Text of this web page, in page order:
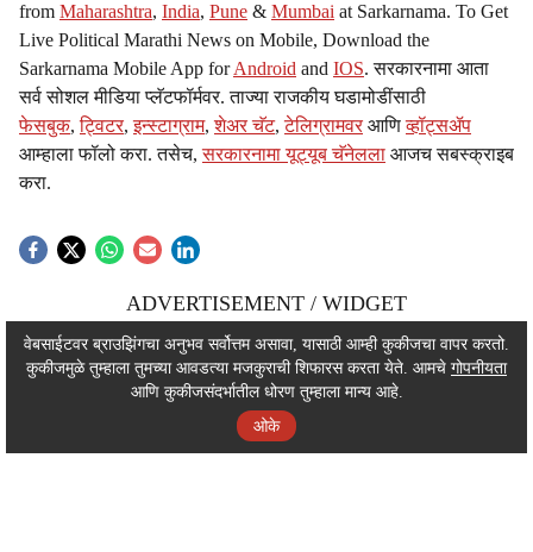
from Maharashtra, India, Pune & Mumbai at Sarkarnama. To Get
Live Political Marathi News on Mobile, Download the
Sarkarnama Mobile App forAndroid and IOS. सरकारनामा आता
सर्व सोशल मीडिया प्लॅटफॉर्मवर. ताज्या राजकीय घडामोडींसाठी
फेसबुक,ट्विटर,इन्स्टाग्राम,शेअर चॅट,टेलिग्रामवर आणिव्हॉट्सॲप
आम्हाला फॉलो करा. तसेच,सरकारनामा यूट्यूब चॅनेलला आजच सबस्क्राइब
करा.
ADVERTISEMENT / WIDGET
ADVERTISEMENT / WIDGET
ADVERTISEMENT / WIDGET
वेबसाईटवर ब्राउझिंगचा अनुभव सर्वोत्तम असावा, यासाठी आम्ही कुकीजचा वापर करतो.
कुकीजमुळे तुम्हाला तुमच्या आवडत्या मजकुराची शिफारस करता येते. आमचे गोपनीयता
आणि कुकीजसंदर्भातील धोरण तुम्हाला मान्य आहे.
ओके